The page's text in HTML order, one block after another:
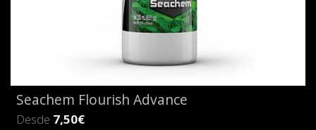
Seachem Flourish Advance
Desde 7,50€